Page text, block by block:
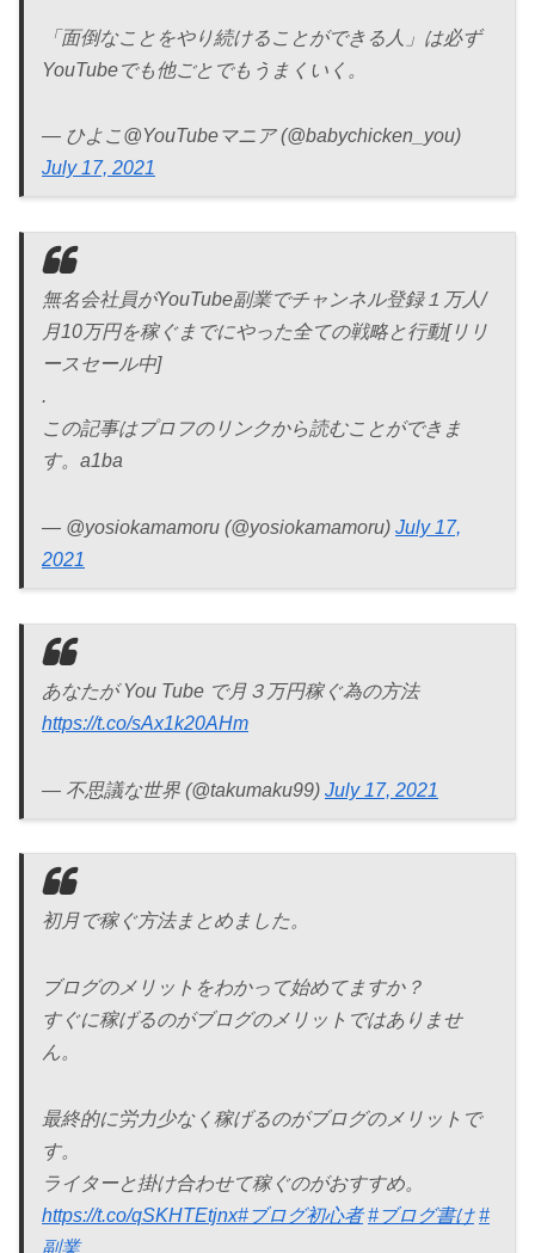
「面倒なことをやり続けることができる人」は必ず
YouTubeでも他ごとでもうまくいく。
— ひよこ@YouTubeマニア (@babychicken_you)
July 17, 2021
無名会社員がYouTube副業でチャンネル登録１万人/
月10万円を稼ぐまでにやった全ての戦略と行動[リリ
ースセール中]
.
この記事はプロフのリンクから読むことができま
す。a1ba
— @yosiokamamoru (@yosiokamamoru) July 17,
2021
あなたが You Tube で月３万円稼ぐ為の方法
https://t.co/sAx1k20AHm
— 不思議な世界 (@takumaku99) July 17, 2021
初月で稼ぐ方法まとめました。
ブログのメリットをわかって始めてますか？
すぐに稼げるのがブログのメリットではありませ
ん。
最終的に労力少なく稼げるのがブログのメリットで
す。
ライターと掛け合わせて稼ぐのがおすすめ。
https://t.co/qSKHTEtjnx#ブログ初心者 #ブログ書け #
副業